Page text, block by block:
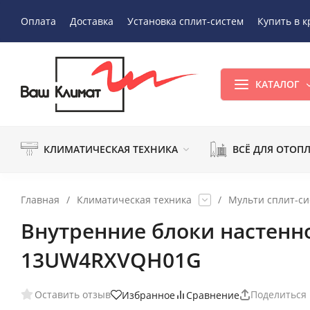
Оплата Доставка Установка сплит-систем Купить в
КАТАЛОГ
КЛИМАТИЧЕСКАЯ ТЕХНИКА ВСЁ ДЛЯ
Главная / Климатическая техника / Мульти сплит-
Внутренние блоки
13UW4RXVQH01G
Оставить отзыв Избранное Сравнение Поделиться